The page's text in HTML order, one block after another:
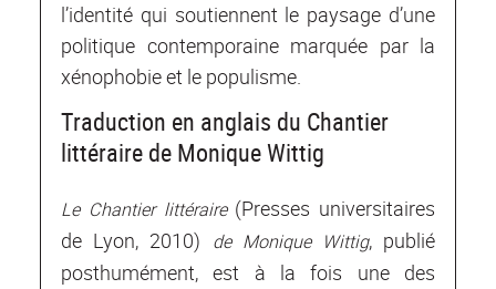
l’identité qui soutiennent le paysage d’une
politique contemporaine marquée par la
xénophobie et le populisme.
Traduction en anglais du Chantier
littéraire de Monique Wittig
Le Chantier littéraire(Presses universitaires
de Lyon, 2010) de Monique Wittig, publié
posthumément, est à la fois une des